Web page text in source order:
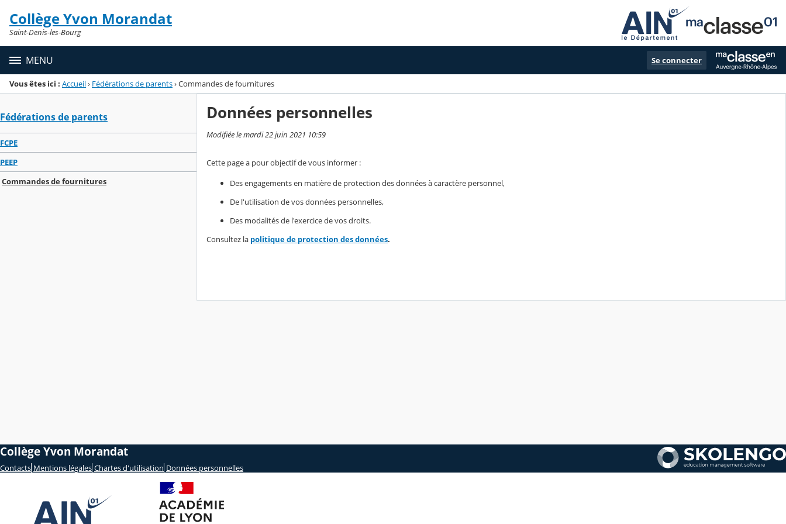
Menu de la rubrique
Contenu
Collège Yvon Morandat
Saint-Denis-les-Bourg
MENU Se connecter
Vous êtes ici : Accueil› Fédérations de parents›Commandes de fournitures
Fédérations de parents
FCPE
PEEP
Commandes de fournitures
Données personnelles
Modifiée le mardi 22 juin 2021 10:59
Cette page a pour objectif de vous informer :
Des engagements en matière de protection des données à caractère personnel,
De l'utilisation de vos données personnelles,
Des modalités de l'exercice de vos droits.
Consultez la politique de protection des données.
Collège Yvon Morandat
Contacts Mentions légales Chartes d'utilisation Données personnelles